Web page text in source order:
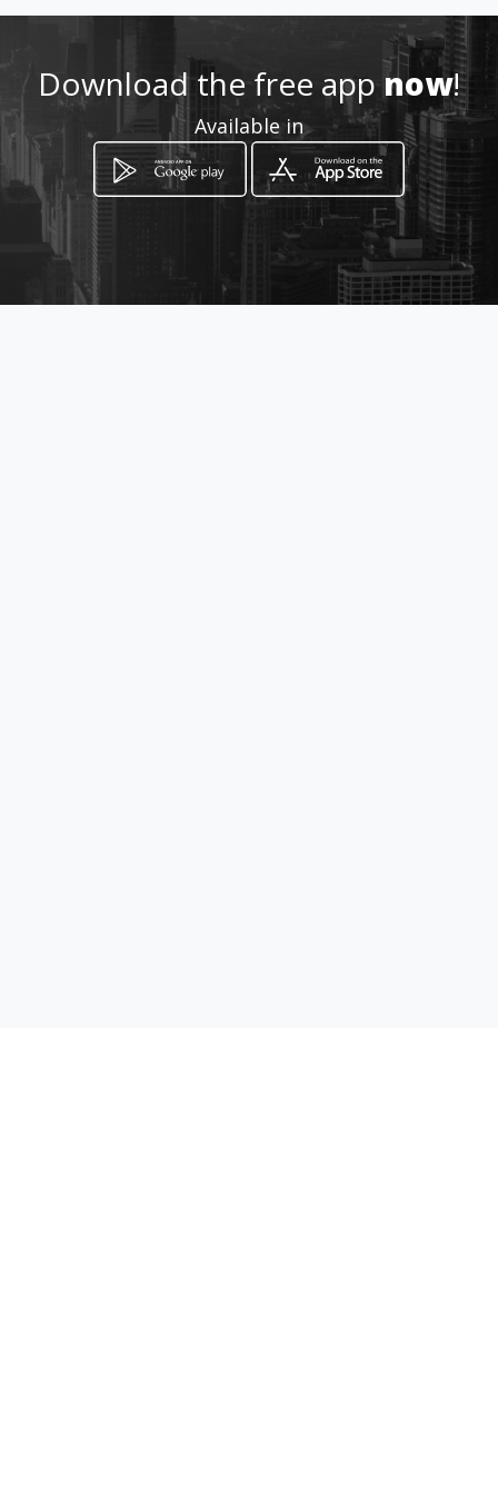
How to get
ร้านไอติมวัวลาย 310 ถ.มณีนพรัตน์
ต.ช้างเผือก อ.เมือง เชียงใหม่
Ban San Sai, Chiang Mai
Download the free appnow!
Available in